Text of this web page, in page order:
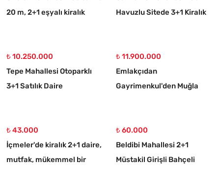
20 m, 2+1 eşyalı kiralık
Havuzlu Sitede 3+1 Kiralık
₺ 10.250.000
Tepe Mahallesi Otoparklı
3+1 Satılık Daire
₺ 11.900.000
Emlakçıdan
Gayrimenkul'den Muğla
₺ 43.000
İçmeler'de kiralık 2+1 daire,
mutfak, mükemmel bir
₺ 60.000
Beldibi Mahallesi 2+1
Müstakil Girişli Bahçeli